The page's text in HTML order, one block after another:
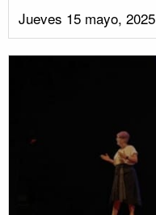
Jueves 15 mayo, 2025